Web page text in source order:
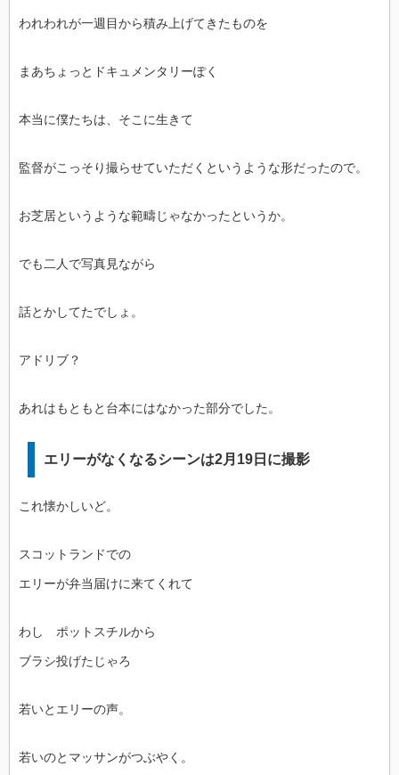
われわれが一週目から積み上げてきたものを
まあちょっとドキュメンタリーぽく
本当に僕たちは、そこに生きて
監督がこっそり撮らせていただくというような形だったので。
お芝居というような範疇じゃなかったというか。
でも二人で写真見ながら
話とかしてたでしょ。
アドリブ？
あれはもともと台本にはなかった部分でした。
エリーがなくなるシーンは2月19日に撮影
これ懐かしいど。
スコットランドでの
エリーが弁当届けに来てくれて
わし ポットスチルから
ブラシ投げたじゃろ
若いとエリーの声。
若いのとマッサンがつぶやく。